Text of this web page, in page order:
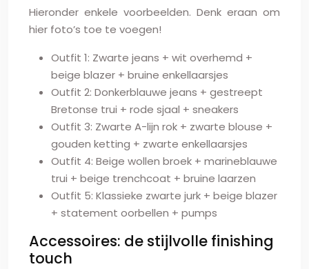
Hieronder enkele voorbeelden. Denk eraan om
hier foto’s toe te voegen!
Outfit 1: Zwarte jeans + wit overhemd +
beige blazer + bruine enkellaarsjes
Outfit 2: Donkerblauwe jeans + gestreept
Bretonse trui + rode sjaal + sneakers
Outfit 3: Zwarte A-lijn rok + zwarte blouse +
gouden ketting + zwarte enkellaarsjes
Outfit 4: Beige wollen broek + marineblauwe
trui + beige trenchcoat + bruine laarzen
Outfit 5: Klassieke zwarte jurk + beige blazer
+ statement oorbellen + pumps
Accessoires: de stijlvolle finishing
touch